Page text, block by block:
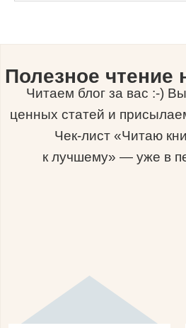
Полезное
Читаем блог за вас :-)
ценных статей и
Чек-лист «Читаю
к лучшему» — уже в